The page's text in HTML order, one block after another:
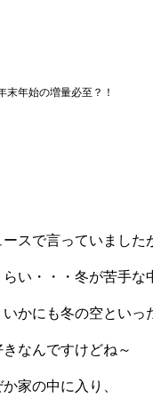
末年始の増量必至？！
スで言っていました
い・・・冬が苦手な
かにも冬の空といっ
なんですけどね～
家の中に入り、